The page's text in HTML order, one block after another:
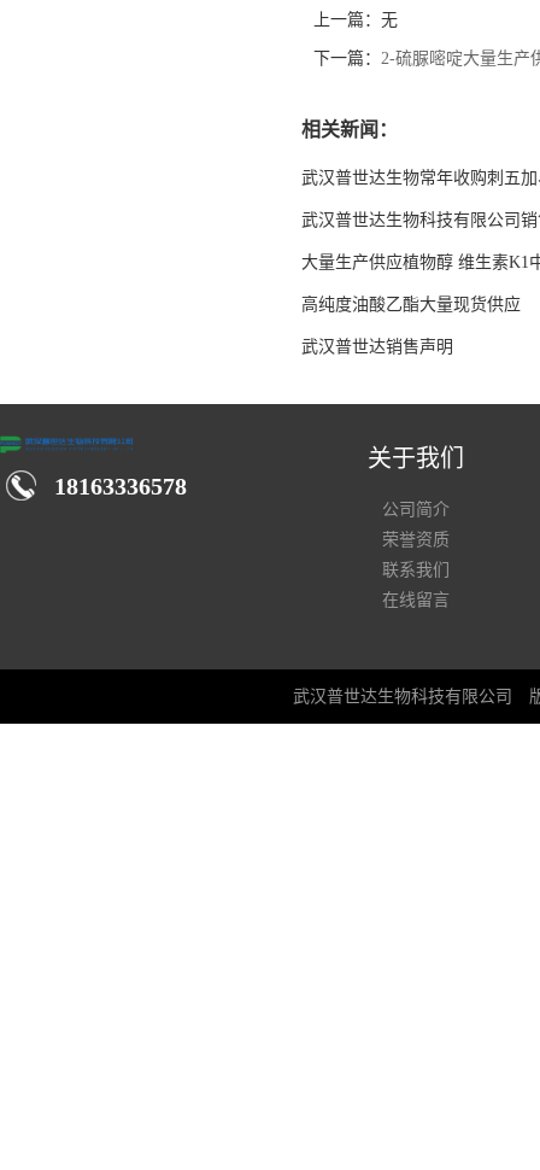
上一篇：无
下一篇： 2-硫脲嘧啶大量生产
相关新闻：
武汉普世达生物常年收购刺五
武汉普世达生物科技有限公司
大量生产供应植物醇 维生素K1
高纯度油酸乙酯大量现货供应
武汉普世达销售声明
18163336578
关于我们
公司简介
荣誉资质
联系我们
在线留言
武汉普世达生物科技有限公司